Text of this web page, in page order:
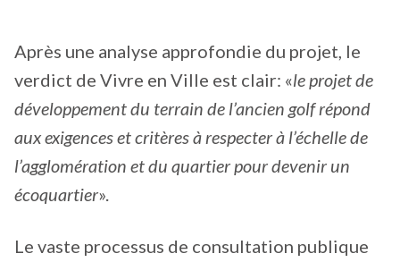
Après une analyse approfondie du projet, le
verdict de Vivre en Ville est clair: «le projet de
développement du terrain de l’ancien golf répond
aux exigences et critères à respecter à l’échelle de
l’agglomération et du quartier pour devenir un
écoquartier».
Le vaste processus de consultation publique